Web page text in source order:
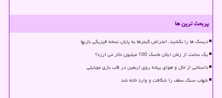
پربحث ترین ها
دیسک ها را نکشید، اعتراض گیمرها به پایان نسخه فیزیکی بازیها
یک ساعت از زمان ایلان ماسک 100 میلیون دلار می ارزد؟
داستانی از حال و هوای پیاده روی اربعین در قاب بازی موبایلی
شهاب سنگ سقف را شکافت و وارد خانه شد